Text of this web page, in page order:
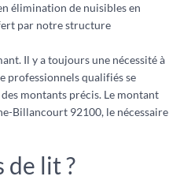
élimination de nuisibles en
par notre structure
Il y a toujours une nécessité à
professionnels qualifiés se
montants précis. Le montant
Billancourt 92100, le nécessaire
de lit ?